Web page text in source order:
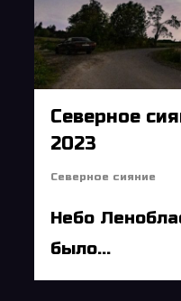
Северное
2023
Северное сияние
Небо
было...